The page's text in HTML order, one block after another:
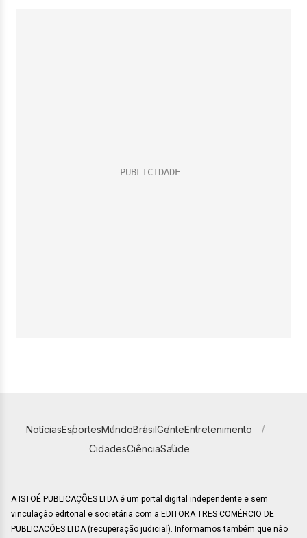
NotíciasEsportesMundoBrasilGenteEntretenimento
CidadesCiênciaSaúde
A ISTOÉ PUBLICAÇÕES LTDA é um portal digital independente e sem
vinculação editorial e societária com a EDITORA TRES COMÉRCIO DE
PUBLICACÕES LTDA (recuperação judicial). Informamos também que não